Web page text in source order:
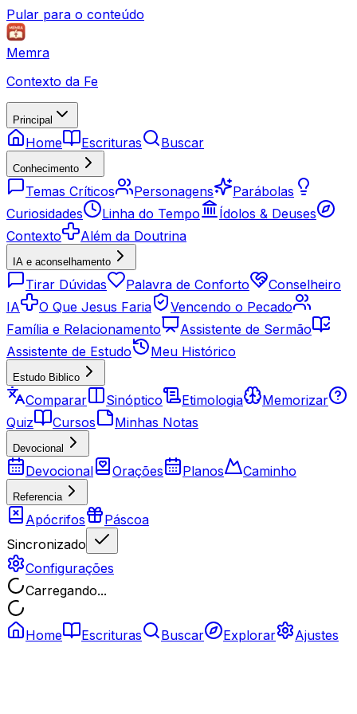
Pular para o conteúdo
Memra
Contexto da Fe
Principal
Home Escrituras Buscar
Conhecimento
Temas Críticos Personagens
Parábolas
Curiosidades
Linha do Tempo
Ídolos & Deuses
Contexto
Além da Doutrina
IA e aconselhamento
Tirar Dúvidas Palavra de Conforto
Conselheiro
IA
O Que Jesus Faria
Vencendo o Pecado
Família e Relacionamento
Assistente de Sermão
Assistente de Estudo
Meu Histórico
Estudo Biblico
Comparar Sinóptico Etimologia
Memorizar
Quiz
Cursos Minhas Notas
Devocional
Devocional Orações Planos Caminho
Referencia
Apócrifos
Páscoa
Sincronizado
Configurações
Carregando...
Home Escrituras Buscar Explorar Ajustes